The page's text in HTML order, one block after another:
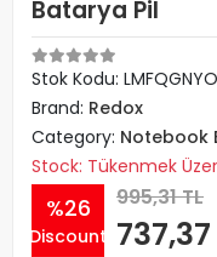
Batarya Pil
Stok Kodu:
Brand: Redox
Category: Notebook
Stock: Tükenmek
%26
Discount
995,31 TL
737,37